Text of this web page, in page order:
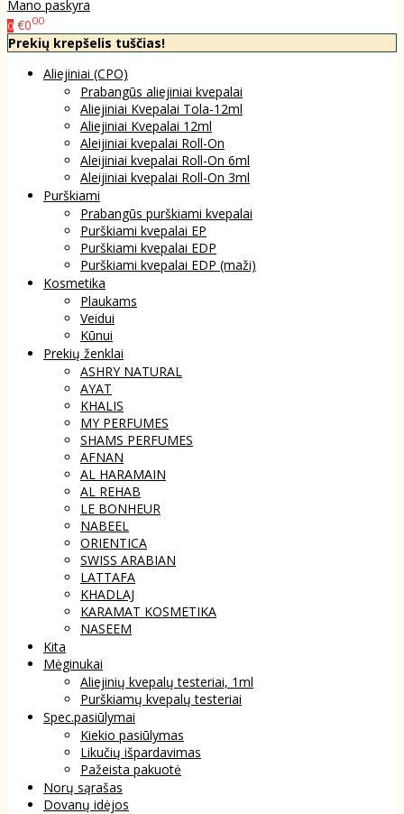
Mano paskyra
0 €000
Prekių krepšelis tuščias!
Aliejiniai (CPO)
Prabangūs aliejiniai kvepalai
Aliejiniai Kvepalai Tola-12ml
Aliejiniai Kvepalai 12ml
Aleijiniai kvepalai Roll-On
Aleijiniai kvepalai Roll-On 6ml
Aleijiniai kvepalai Roll-On 3ml
Purškiami
Prabangūs purškiami kvepalai
Purškiami kvepalai EP
Purškiami kvepalai EDP
Purškiami kvepalai EDP (maži)
Kosmetika
Plaukams
Veidui
Kūnui
Prekių ženklai
ASHRY NATURAL
AYAT
KHALIS
MY PERFUMES
SHAMS PERFUMES
AFNAN
AL HARAMAIN
AL REHAB
LE BONHEUR
NABEEL
ORIENTICA
SWISS ARABIAN
LATTAFA
KHADLAJ
KARAMAT KOSMETIKA
NASEEM
Kita
Mėginukai
Aliejinių kvepalų testeriai, 1ml
Purškiamų kvepalų testeriai
Spec.pasiūlymai
Kiekio pasiūlymas
Likučių išpardavimas
Pažeista pakuotė
Norų sąrašas
Dovanų idėjos